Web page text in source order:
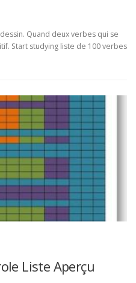
Quand deux verbes qui se
Start studying liste de 100 verbes
Liste Aperçu